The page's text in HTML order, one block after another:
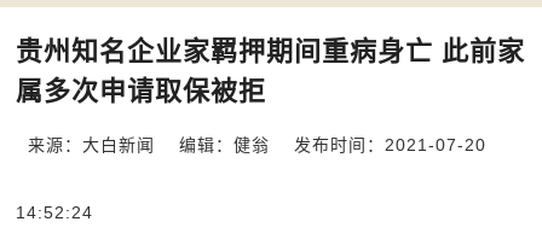
贵州知名企业家羁押期间重病身亡 此前家
属多次申请取保被拒
来源：大白新闻 编辑：健翁 发布时间：2021-07-20
14:52:24